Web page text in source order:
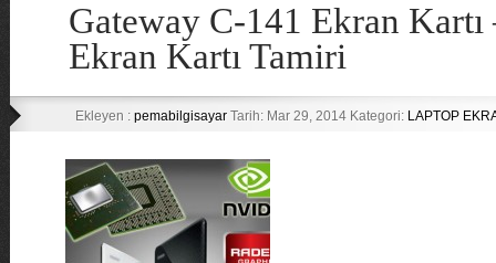
Gateway C-141 Ekran
Ekran Kartı Tamiri
Ekleyen : pemabilgisayarTarih: Mar 29, 2014 Kategori: LAPTOP